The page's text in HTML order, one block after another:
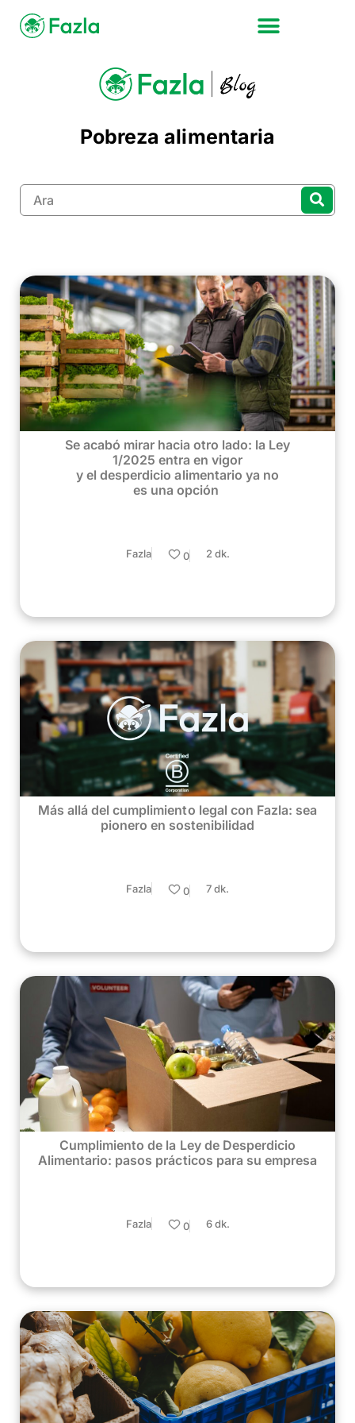
Pobreza alimentaria
Se acabó mirar hacia otro lado: la Ley
1/2025 entra en vigor
y el desperdicio alimentario ya no
es una opción
Fazla 0 2 dk.
Más allá del cumplimiento legal con Fazla: sea
pionero en sostenibilidad
Fazla 0 7 dk.
Cumplimiento de la Ley de Desperdicio
Alimentario: pasos prácticos para su empresa
Fazla 0 6 dk.